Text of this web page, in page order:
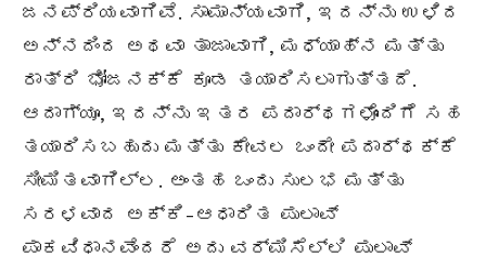
ಜನಪ್ರಿಯವಾಗಿವೆ. ಸಾಮಾನ್ಯವಾಗಿ, ಇದನ್ನು ಉಳಿದ
ಅನ್ನದಿಂದ ಅಥವಾ ತಾಜಾವಾಗಿ, ಮಧ್ಯಾಹ್ನ ಮತ್ತು
ರಾತ್ರಿ ಭೋಜನಕ್ಕೆ ಕೂಡ ತಯಾರಿಸಲಾಗುತ್ತದೆ.
ಆದಾಗ್ಯೂ, ಇದನ್ನು ಇತರ ಪದಾರ್ಥಗಳೊಂದಿಗೆ ಸಹ
ತಯಾರಿಸಬಹುದು ಮತ್ತು ಕೇವಲ ಒಂದೇ ಪದಾರ್ಥಕ್ಕೆ
ಸೀಮಿತವಾಗಿಲ್ಲ. ಅಂತಹ ಒಂದು ಸುಲಭ ಮತ್ತು
ಸರಳವಾದ ಅಕ್ಕಿ-ಆಧಾರಿತ ಪುಲಾವ್
ಪಾಕವಿಧಾನವೆಂದರೆ ಅದು ವರ್ಮಿಸೆಲ್ಲಿ ಪುಲಾವ್